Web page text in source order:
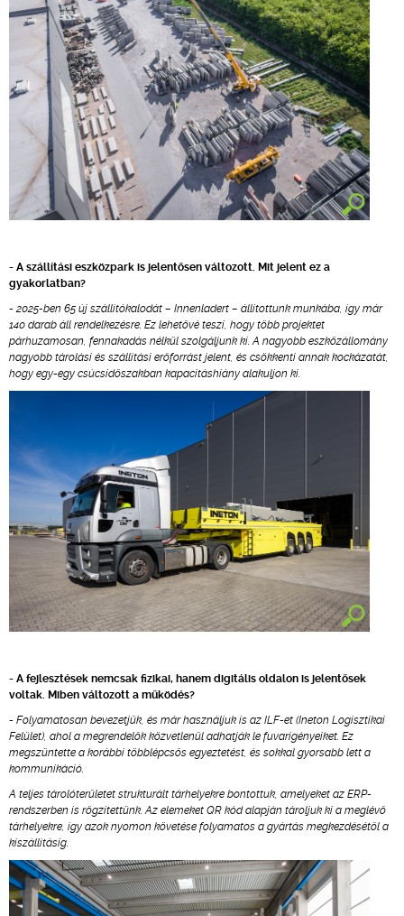
- A szállítási eszközpark is jelentősen változott. Mit jelent ez a
gyakorlatban?
- 2025-ben 65 új szállítókalodát – Innenladert – állítottunk munkába, így már
140 darab áll rendelkezésre. Ez lehetővé teszi, hogy több projektet
párhuzamosan, fennakadás nélkül szolgáljunk ki. A nagyobb eszközállomány
nagyobb tárolási és szállítási erőforrást jelent, és csökkenti annak kockázatát,
hogy egy-egy csúcsidőszakban kapacitáshiány alakuljon ki.
- A fejlesztések nemcsak fizikai, hanem digitális oldalon is jelentősek
voltak. Miben változott a működés?
- Folyamatosan bevezetjük, és már használjuk is az ILF-et (Ineton Logisztikai
Felület), ahol a megrendelők közvetlenül adhatják le fuvarigényeiket. Ez
megszüntette a korábbi többlépcsős egyeztetést, és sokkal gyorsabb lett a
kommunikáció.
A teljes tárolóterületet strukturált tárhelyekre bontottuk, amelyeket az ERP-
rendszerben is rögzítettünk. Az elemeket QR kód alapján tároljuk ki a meglévő
tárhelyekre, így azok nyomon követése folyamatos a gyártás megkezdésétől a
kiszállításig.